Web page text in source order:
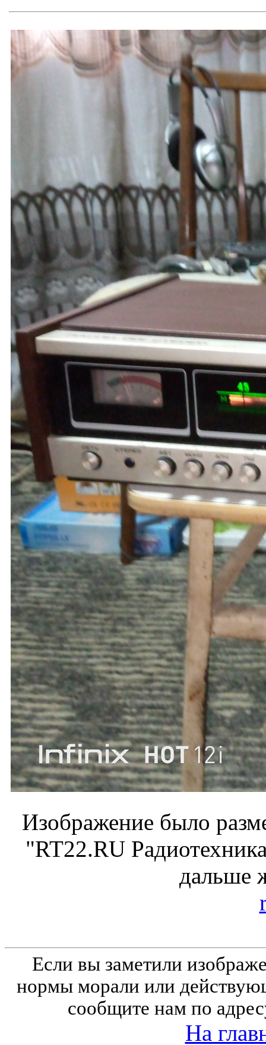
Изображение было
"RT22.RU
дальше
Если вы заметили
нормы морали или
сообщите нам по
На